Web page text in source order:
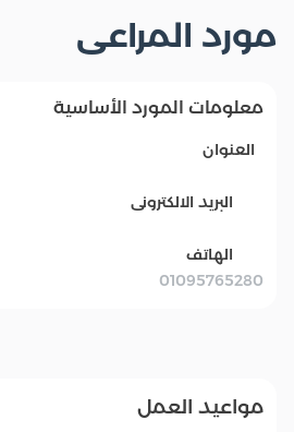
مورد المراعى
معلومات المورد الأساسية
العنوان
البريد الالكترونى
الهاتف
01095765280
مواعيد العمل